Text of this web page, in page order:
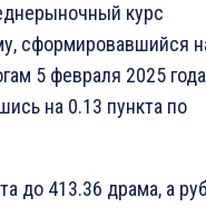
курс
сформировавшийся
5 февраля 2025
на 0.13 пункта по
до 413.36 драма, а